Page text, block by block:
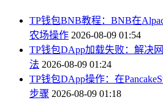
TP钱包BNB教程：BNB在
农场操作 2026-08-09 01:54
TP钱包DApp加载失败：解决
法 2026-08-09 01:24
TP钱包DApp操作：在
步骤 2026-08-09 01:18